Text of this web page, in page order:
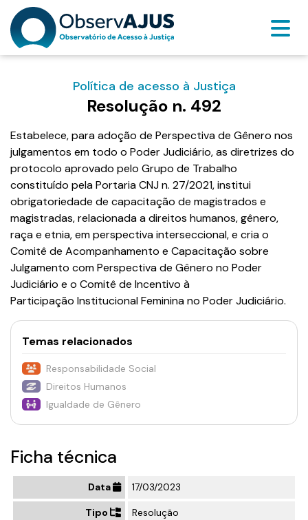
Política de acesso à Justiça
Resolução n. 492
Estabelece, para adoção de Perspectiva de Gênero nos
julgamentos em todo o Poder Judiciário, as diretrizes do
protocolo aprovado pelo Grupo de Trabalho
constituído pela Portaria CNJ n. 27/2021, institui
obrigatoriedade de capacitação de magistrados e
magistradas, relacionada a direitos humanos, gênero,
raça e etnia, em perspectiva interseccional, e cria o
Comitê de Acompanhamento e Capacitação sobre
Julgamento com Perspectiva de Gênero no Poder
Judiciário e o Comitê de Incentivo à
Participação Institucional Feminina no Poder Judiciário.
Temas relacionados
Responsabilidade Social
Direitos Humanos
Igualdade de Gênero
Ficha técnica
Data 17/03/2023
Tipo Resolução